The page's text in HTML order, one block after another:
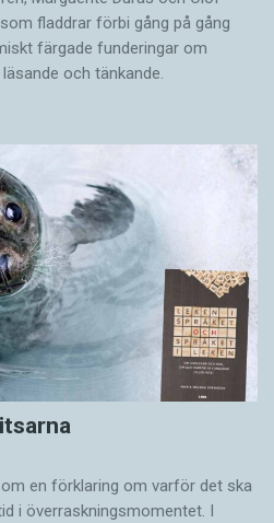
fladdrar förbi gång på gång
färgade funderingar om
och tänkande.
en förklaring om varför det ska
i överrask­ningsmomentet. I